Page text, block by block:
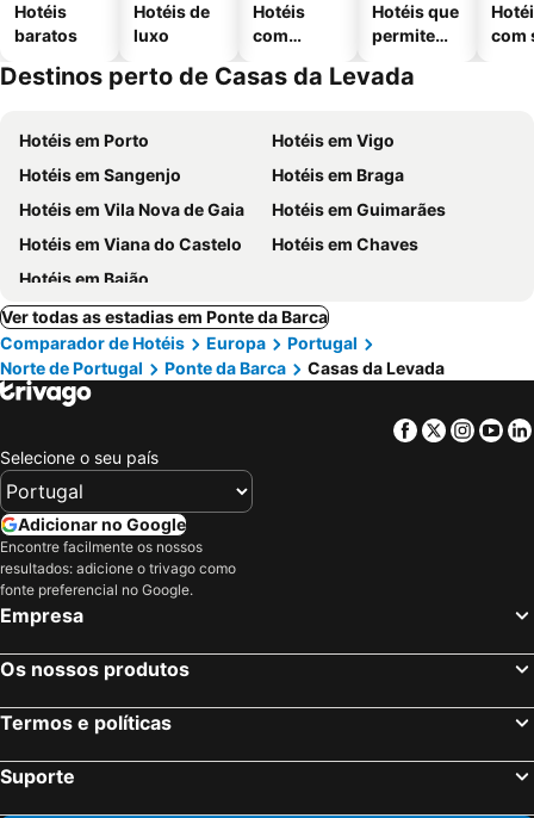
Hotéis
baratos
Hotéis de
luxo
Hotéis
com
Hotéis que
permitem
com
Destinos perto de Casas da Levada
Hotéis em Porto
Hotéis em Vigo
Hotéis em Sangenjo
Hotéis em Braga
Hotéis em Vila Nova de Gaia
Hotéis em Guimarães
Hotéis em Viana do Castelo
Hotéis em Chaves
Hotéis em Baião
Ver todas as estadias em Ponte da Barca
Comparador de Hotéis
Europa
Portugal
Norte de Portugal
Ponte da Barca Casas da Levada
Facebook
Twitter
Selecione o seu país
Adicionar no Google
Encontre facilmente os nossos
resultados: adicione o trivago como
fonte preferencial no Google.
Empresa
Os nossos produtos
Termos e políticas
Suporte